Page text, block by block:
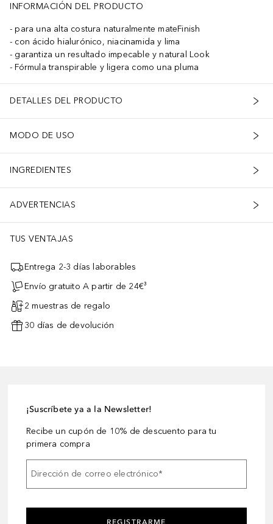
INFORMACIÓN DEL PRODUCTO
para una alta costura naturalmente mateFinish
con ácido hialurónico, niacinamida y lima
garantiza un resultado impecable y natural Look
Fórmula transpirable y ligera como una pluma
DETALLES DEL PRODUCTO
MODO DE USO
INGREDIENTES
ADVERTENCIAS
TUS VENTAJAS
Entrega 2-3 días laborables
Envío gratuito A partir de 24€³
2 muestras de regalo
30 días de devolución
¡Suscríbete ya a la Newsletter!
Recibe un cupón de 10% de descuento para tu
primera compra
Dirección de correo electrónico*
REGISTRARME